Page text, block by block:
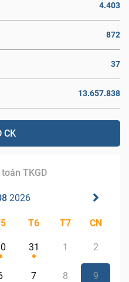
4.403
872
37
13.657.838
CK
TKGD
2026
T6 T7 CN
31 1 2
7 8 9